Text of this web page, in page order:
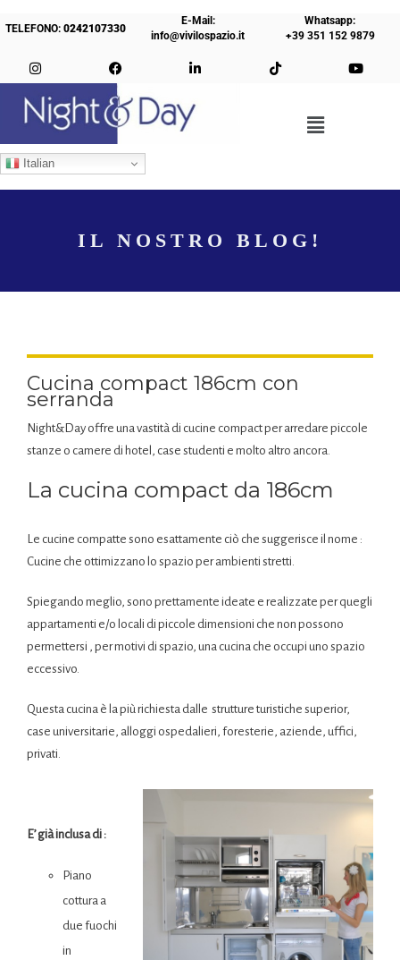
TELEFONO:0242107330
E-Mail:
info@vivilospazio.it
Whatsapp:
+39 351 152 9879
Italian
IL NOSTRO BLOG!
Cucina compact 186cm con
serranda
Night&Day offre una vastità di cucine compact per arredare piccole
stanze o camere di hotel, case studenti e molto altro ancora.
La cucina compact da 186cm
Le cucine compatte sono esattamente ciò che suggerisce il nome :
Cucine che ottimizzano lo spazio per ambienti stretti.
Spiegando meglio, sono prettamente ideate e realizzate per quegli
appartamenti e/o locali di piccole dimensioni che non possono
permettersi , per motivi di spazio, una cucina che occupi uno spazio
eccessivo.
Questa cucina è la più richiesta dalle strutture turistiche superior,
case universitarie, alloggi ospedalieri, foresterie, aziende, uffici,
privati.
E’ già inclusa di :
Piano
cottura a
due fuochi
in